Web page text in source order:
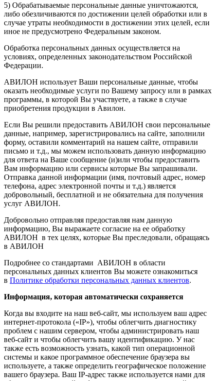
5) Обрабатываемые персональные данные уничтожаются,
либо обезличиваются по достижении целей обработки или в
случае утраты необходимости в достижении этих целей, если
иное не предусмотрено Федеральным законом.
Обработка персональных данных осуществляется на
условиях, определенных законодательством Российской
Федерации.
АВИЛОН использует Ваши персональные данные, чтобы
оказать необходимые услуги по Вашему запросу или в рамках
программы, в которой Вы участвуете, а также в случае
приобретения продукции в Авилон.
Если Вы решили предоставить АВИЛОН свои персональные
данные, например, зарегистрировались на сайте, заполнили
форму, оставили комментарий на нашем сайте, отправили
письмо и т.д., мы можем использовать данную информацию
для ответа на Ваше сообщение (и)или чтобы предоставить
Вам информацию или сервисы которые Вы запрашивали.
Отправка данной информации (имя, почтовый адрес, номер
телефона, адрес электронной почты и т.д.) является
добровольный, бесплатной и не обязательна для получения
услуг АВИЛОН.
Добровольно отправляя предоставляя нам данную
информацию, Вы выражаете согласие на ее обработку
АВИЛОН в тех целях, которые Вы преследовали, обращаясь
в АВИЛОН
Подробнее со стандартами АВИЛОН в области
персональных данных клиентов Вы можете ознакомиться
в Политике обработки персональных данных клиентов.
Информация, которая автоматически сохраняется
Когда вы входите на наш веб-сайт, мы используем ваш адрес
интернет-протокола («IP»), чтобы облегчить диагностику
проблем с нашим сервером, чтобы администрировать наш
веб-сайт и чтобы облегчить вашу идентификацию. У нас
также есть возможность узнать, какой тип операционной
системы и какое программное обеспечение браузера вы
используете, а также определить географическое положение
вашего браузера. Ваш IP-адрес также используется нами для